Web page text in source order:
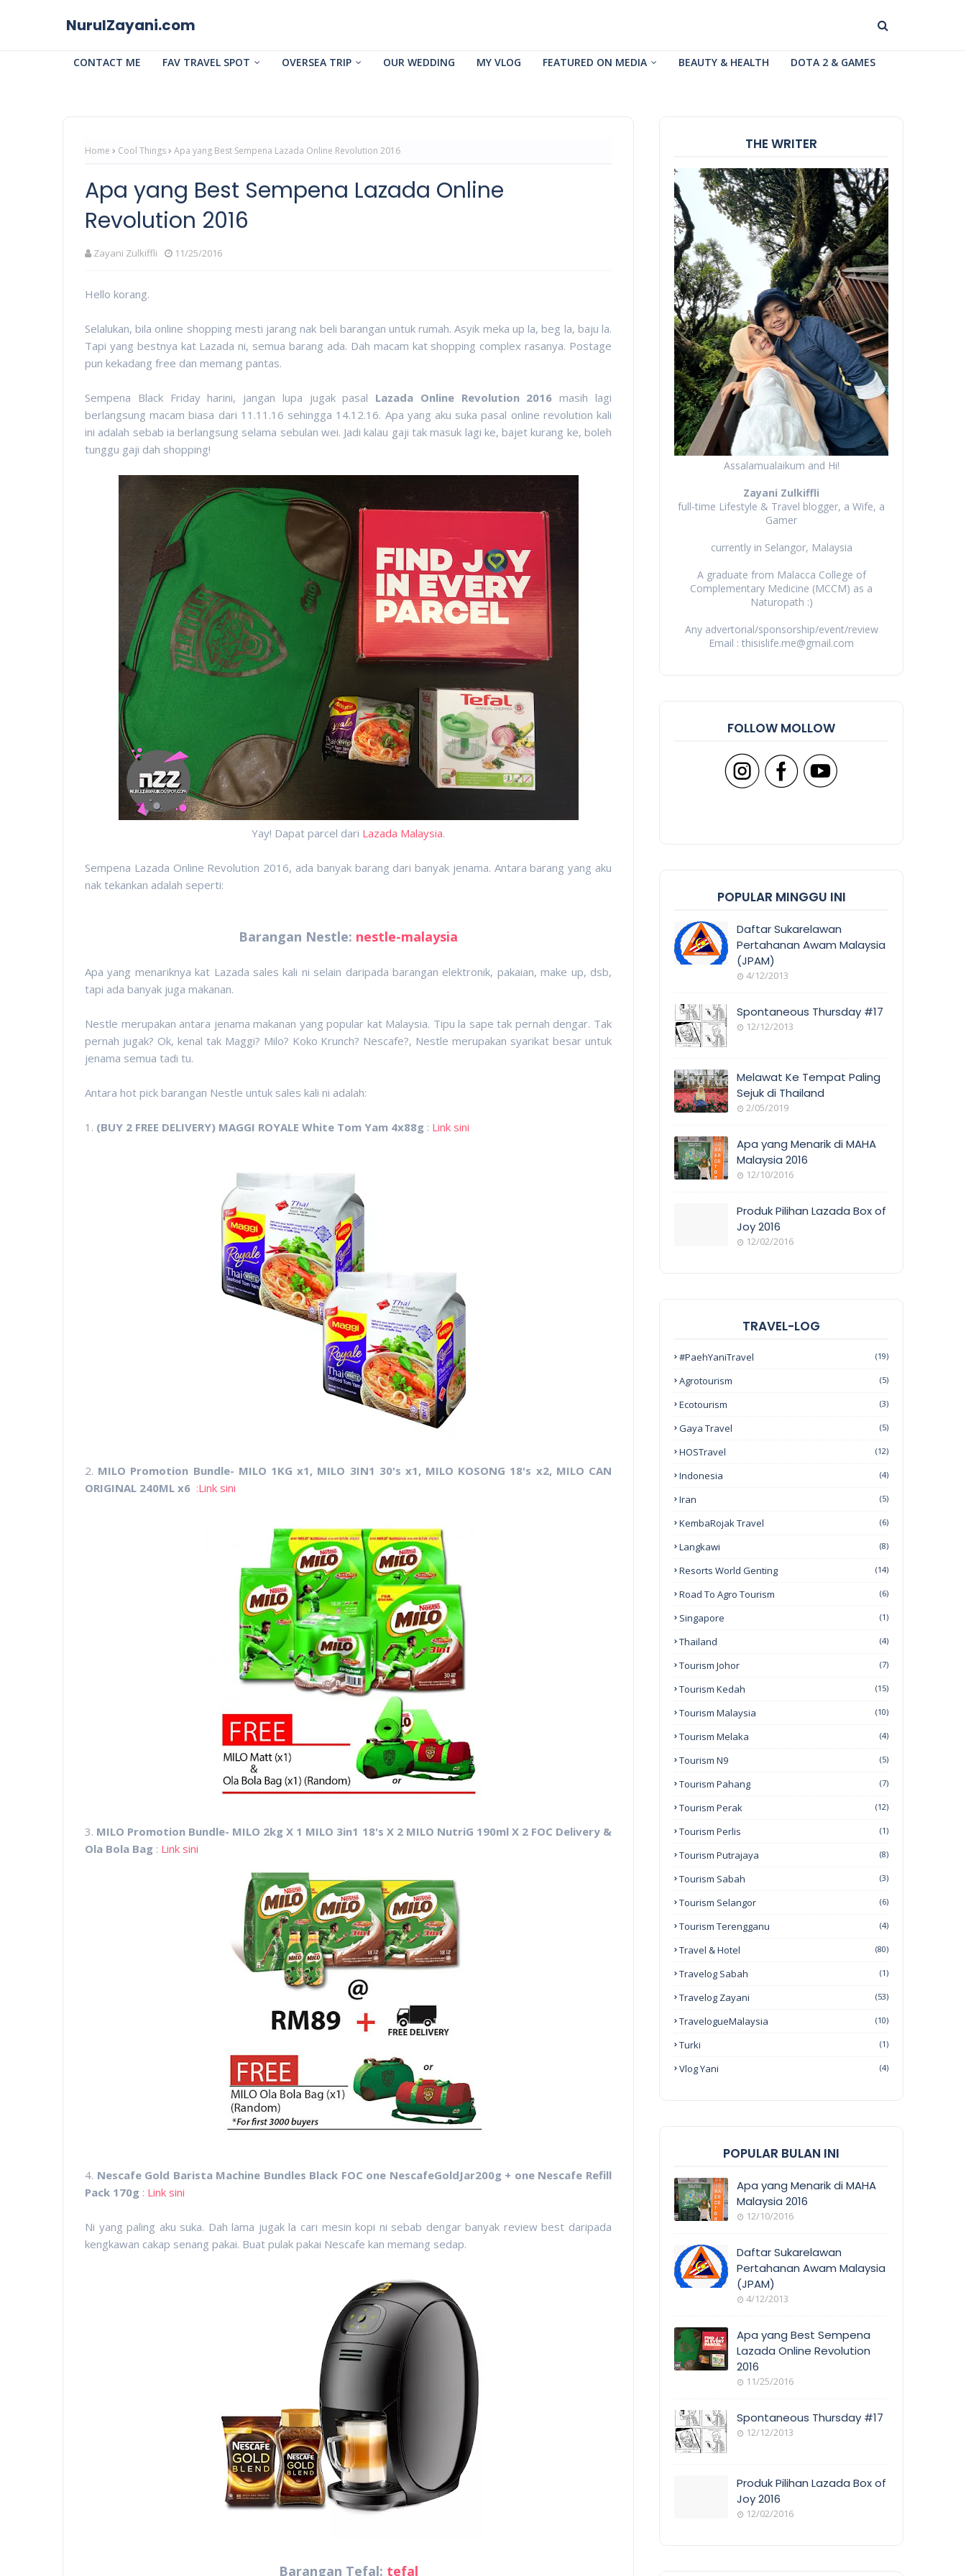
NurulZayani.com
CONTACT ME FAV TRAVEL SPOT OVERSEA TRIP OUR WEDDING MY VLOG FEATURED ON MEDIA BEAUTY & HEALTH DOTA 2 & GAMES
Home Cool Things Apa yang Best Sempena Lazada Online Revolution 2016
Apa yang Best Sempena Lazada Online
Revolution 2016
Zayani Zulkiffli 11/25/2016
Hello korang.
Selalukan, bila online shopping mesti jarang nak beli barangan untuk rumah. Asyik meka up la, beg la, baju la.
Tapi yang bestnya kat Lazada ni, semua barang ada. Dah macam kat shopping complex rasanya. Postage
pun kekadang free dan memang pantas.
Sempena Black Friday harini, jangan lupa jugak pasal Lazada Online Revolution 2016 masih lagi
berlangsung macam biasa dari 11.11.16 sehingga 14.12.16. Apa yang aku suka pasal online revolution kali
ini adalah sebab ia berlangsung selama sebulan wei. Jadi kalau gaji tak masuk lagi ke, bajet kurang ke, boleh
tunggu gaji dah shopping!
Yay! Dapat parcel dari Lazada Malaysia.
Sempena Lazada Online Revolution 2016, ada banyak barang dari banyak jenama. Antara barang yang aku
nak tekankan adalah seperti:
Barangan Nestle: nestle-malaysia
Apa yang menariknya kat Lazada sales kali ni selain daripada barangan elektronik, pakaian, make up, dsb,
tapi ada banyak juga makanan.
Nestle merupakan antara jenama makanan yang popular kat Malaysia. Tipu la sape tak pernah dengar. Tak
pernah jugak? Ok, kenal tak Maggi? Milo? Koko Krunch? Nescafe?, Nestle merupakan syarikat besar untuk
jenama semua tadi tu.
Antara hot pick barangan Nestle untuk sales kali ni adalah:
1. (BUY 2 FREE DELIVERY) MAGGI ROYALE White Tom Yam 4x88g : Link sini
2. MILO Promotion Bundle- MILO 1KG x1, MILO 3IN1 30's x1, MILO KOSONG 18's x2, MILO CAN
ORIGINAL 240ML x6 :Link sini
3. MILO Promotion Bundle- MILO 2kg X 1 MILO 3in1 18's X 2 MILO NutriG 190ml X 2 FOC Delivery &
Ola Bola Bag : Link sini
4. Nescafe Gold Barista Machine Bundles Black FOC one NescafeGoldJar200g + one Nescafe Refill
Pack 170g : Link sini
Ni yang paling aku suka. Dah lama jugak la cari mesin kopi ni sebab dengar banyak review best daripada
kengkawan cakap senang pakai. Buat pulak pakai Nescafe kan memang sedap.
Barangan Tefal: tefal
THE WRITER
Assalamualaikum and Hi!
Zayani Zulkiffli
full-time Lifestyle & Travel blogger, a Wife, a
Gamer
currently in Selangor, Malaysia
A graduate from Malacca College of
Complementary Medicine (MCCM) as a
Naturopath :)
Any advertorial/sponsorship/event/review
Email : thisislife.me@gmail.com
FOLLOW MOLLOW
POPULAR MINGGU INI
Daftar Sukarelawan
Pertahanan Awam Malaysia
(JPAM)
4/12/2013
Spontaneous Thursday #17
12/12/2013
Melawat Ke Tempat Paling
Sejuk di Thailand
2/05/2019
Apa yang Menarik di MAHA
Malaysia 2016
12/10/2016
Produk Pilihan Lazada Box of
Joy 2016
12/02/2016
TRAVEL-LOG
#PaehYaniTravel (19)
Agrotourism (5)
Ecotourism (3)
Gaya Travel (5)
HOSTravel (12)
Indonesia (4)
Iran (5)
KembaRojak Travel (6)
Langkawi (8)
Resorts World Genting (14)
Road To Agro Tourism (6)
Singapore (1)
Thailand (4)
Tourism Johor (7)
Tourism Kedah (15)
Tourism Malaysia (10)
Tourism Melaka (4)
Tourism N9 (5)
Tourism Pahang (7)
Tourism Perak (12)
Tourism Perlis (1)
Tourism Putrajaya (8)
Tourism Sabah (3)
Tourism Selangor (6)
Tourism Terengganu (4)
Travel & Hotel (80)
Travelog Sabah (1)
Travelog Zayani (53)
TravelogueMalaysia (10)
Turki (1)
Vlog Yani (4)
POPULAR BULAN INI
COVERAGE
Apa yang Menarik di MAHA
Malaysia 2016
12/10/2016
Daftar Sukarelawan
Pertahanan Awam Malaysia
(JPAM)
4/12/2013
Apa yang Best Sempena
Lazada Online Revolution
2016
11/25/2016
Spontaneous Thursday #17
12/12/2013
Produk Pilihan Lazada Box of
Joy 2016
12/02/2016